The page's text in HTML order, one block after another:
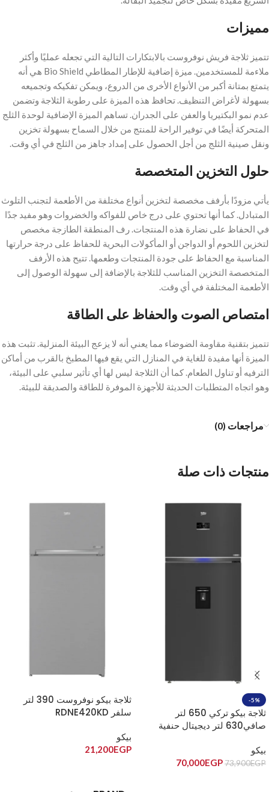
مميزات
تتميز ثلاجة فريش نوفروست بالابتكارات التالية التي تجعله عمليًا وأكثر
ملاءمة للمستخدمين. ميزة إضافية للإطار المطاطي Bio Shield هي أنه
يتمتع بمتانة أكبر من الأنواع الأخرى من الدروع، ويمكن تفكيكه وتجميعه
بسهولة لأغراض التنظيف. تحافظ هذه الميزة على رطوبة الثلاجة وتضمن
عدم نمو البكتيريا والعفن على الجدران. تساهم الميزة الإضافية لوحدة الثلج
المتحركة أيضًا في توفير الراحة للمنتج من خلال السماح بسهولة تخزين
ونقل صينية الثلج من أجل الحصول على إمداد جاهز من الثلج في أي وقت.
حلول التخزين المتخصصة
يأتي مزودًا بأرفف مخصصة لتخزين أنواع مختلفة من الأطعمة لتجنب التلوث
المتبادل. كما أنها تحتوي على درج خاص للفواكه والخضروات وهو مفيد جدًا
في الحفاظ على نضارة هذه المنتجات. رف المنطقة الطازجة مخصص
لتخزين اللحوم أو الدواجن أو المأكولات البحرية للحفاظ على درجة حرارتها
المناسبة مع الحفاظ على جودة المنتجات وطعمها. تتيح هذه الأرفف
المتخصصة التخزين المناسب للثلاجة بالإضافة إلى سهولة الوصول إلى
الأطعمة المختلفة في أي وقت.
امتصاص الصوت والحفاظ على الطاقة
تتميز بتقنية مقاومة الضوضاء مما يعني أنه لا يزعج البيئة المنزلية. تثبت هذه
الميزة أنها مفيدة للغاية في المنازل التي يقع فيها المطبخ بالقرب من أماكن
الترفيه أو تناول الطعام. كما أن الثلاجة ليس لها أي تأثير سلبي على البيئة،
وهو اتجاه المتطلبات الحديثة للأجهزة الموفرة للطاقة والصديقة للبيئة.
مراجعات (0)
منتجات ذات صلة
-5%
ثلاجة بيكو تركي 650 لتر
صافي630 لتر ديجيتال حنفية
بيكو
73,900EGP
70,000EGP
ثلاجة بيكو نوفروست 390 لتر
سلفر RDNE420KD
بيكو
21,200EGP